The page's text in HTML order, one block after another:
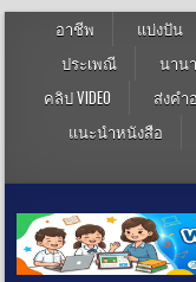
อาชีพ แบ่งปัน
ประเพณี
นาน
คลิป VIDEO
ส่งคำ
แนะนำหนังสือ